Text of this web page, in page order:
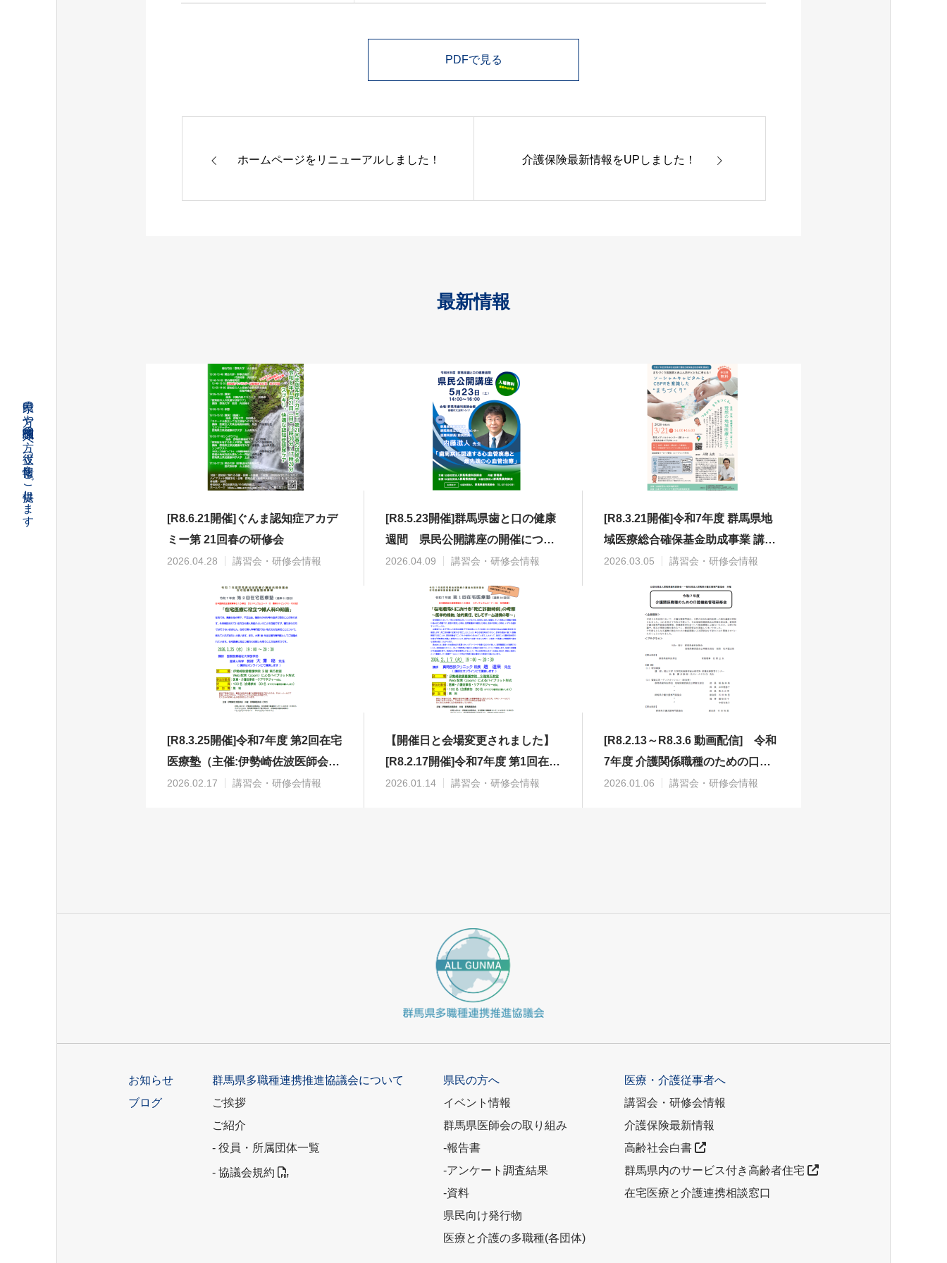
県民の方や関係職種の方へ役立つ情報をご提供します
PDFで見る
ホームページをリニューアルしました！ 介護保険最新情報をUPしました！
最新情報
[R8.6.21開催]ぐんま認知症アカデ
ミー第 21回春の研修会
2026.04.28 講習会・研修会情報
[R8.5.23開催]群馬県歯と口の健康
週間 県民公開講座の開催につい
て
2026.04.09 講習会・研修会情報
[R8.3.21開催]令和7年度 群馬県地
域医療総合確保基金助成事業 講演
会
2026.03.05 講習会・研修会情報
[R8.3.25開催]令和7年度 第2回在宅
医療塾（主催:伊勢崎佐波医師会）
の開催について
2026.02.17 講習会・研修会情報
【開催日と会場変更されました】
[R8.2.17開催]令和7年度 第1回在宅
医療塾（主催:伊勢崎佐波医師会）
2026.01.14 講習会・研修会情報
[R8.2.13～R8.3.6 動画配信] 令和
7年度 介護関係職種のための口腔
機能管理研修会
2026.01.06 講習会・研修会情報
お知らせ
ブログ
群馬県多職種連携推進協議会について
ご挨拶
ご紹介
- 役員・所属団体一覧
- 協議会規約
県民の方へ
イベント情報
群馬県医師会の取り組み
-報告書
-アンケート調査結果
-資料
県民向け発行物
医療と介護の多職種(各団体)
医療・介護従事者へ
講習会・研修会情報
介護保険最新情報
高齢社会白書
群馬県内のサービス付き高齢者住宅
在宅医療と介護連携相談窓口